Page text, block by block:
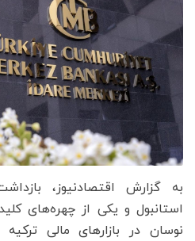
به گزارش اقتصادنیوز،
استانبول و یکی از چهره‌های
نوسان در بازارهای مالی